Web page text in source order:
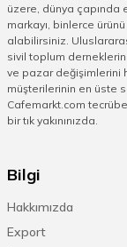
üzere, dünya çapında
markayı, binlerce
alabilirsiniz.
sivil toplum
ve pazar değişimlerini
müşterilerinin en üste
Cafemarkt.com
bir tık yakınınızda.
Bilgi
Hakkımızda
Export